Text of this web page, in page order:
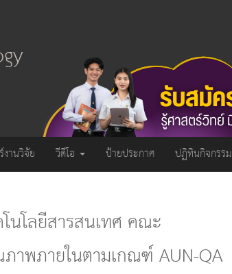
งานวิจัย วีดีโอ ป้ายประกาศ ปฏิทินกิจกรรม
นโลยีสารสนเทศ คณะ
าพภายในตามเกณฑ์ AUN-QA